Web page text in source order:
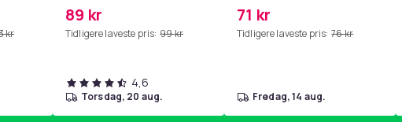
kr
SoundLink Black
89 kr
Tidligere laveste pris: 99 kr
4,6
torsdag, 20 aug.
71 kr
Tidligere laveste pris: 76 kr
fredag, 14 aug.